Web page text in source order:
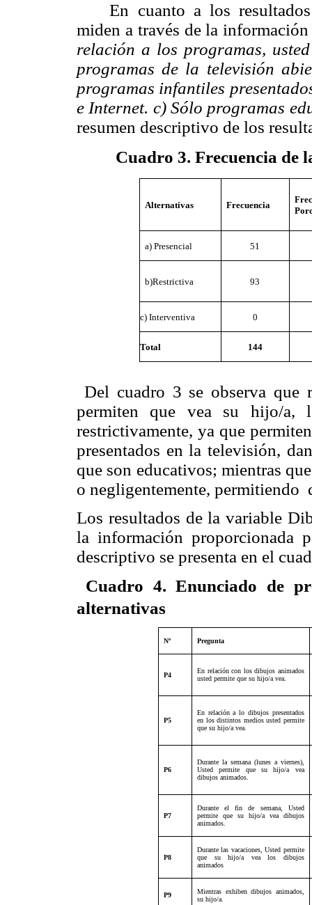
En cuanto a los
miden a través de la
relación a los programas,
programas de la televisión
programas infantiles
e Internet. c) Sólo programas
resumen descriptivo de los
Cuadro 3. Frecuencia de
Alternativas Frecuencia
a) Presencial 51
b)Restrictiva 93
c) Interventiva 0
Total 144
Del cuadro 3 se observa que
permiten que vea su hijo/a,
restrictivamente, ya que
presentados en la televisión,
que son educativos; mientras
o negligentemente, permitiendo
Los resultados de la variable
la información proporcionada
descriptivo se presenta en el
Cuadro 4. Enunciado de
alternativas
Nº Pregunta
P4
En relación con los dibujos animados
usted permite que su hijo/a vea.
P5
En relación a lo dibujos presentados
en los distintos medios usted permite
que su hijo/a vea.
P6
Durante la semana (lunes a viernes),
Usted permite que su hijo/a vea
dibujos animados.
P7
Durante el fin de semana, Usted
permite que su hijo/a vea dibujos
animados.
P8
Durante las vacaciones, Usted permite
que su hijo/a vea los dibujos
animados
P9
Mientras exhiben dibujos animados,
su hijo/a.